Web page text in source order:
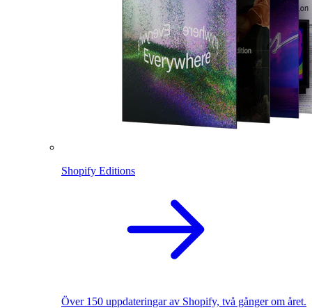
Shopify Editions
Över 150 uppdateringar av Shopify, två gånger om året.